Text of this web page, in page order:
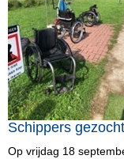
Schippers gezocht
Op vrijdag 18